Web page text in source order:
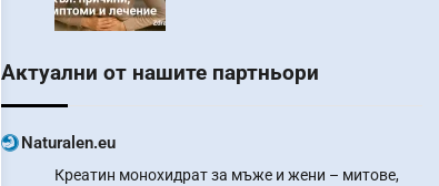
Актуални от нашите партньори
Naturalen.eu
Креатин монохидрат за мъже и жени – митове,